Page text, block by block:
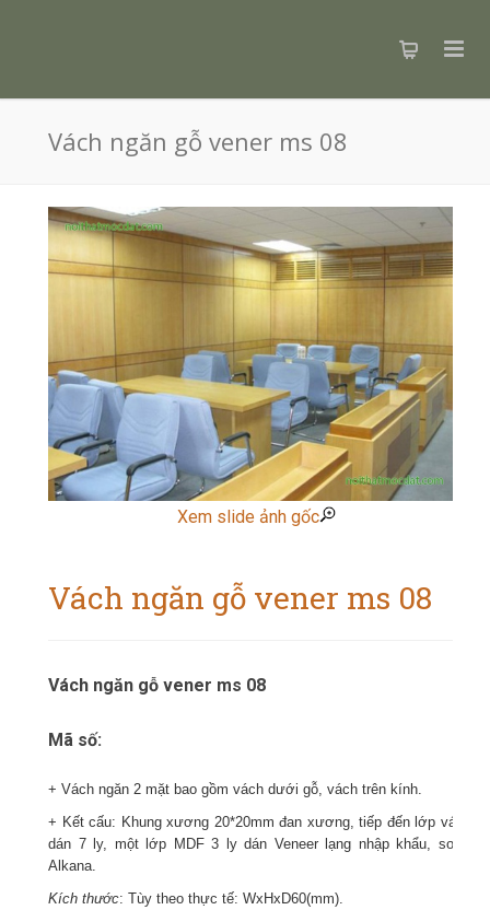
Vách ngăn gỗ vener ms 08
Xem slide ảnh gốc
Vách ngăn gỗ vener ms 08
Vách ngăn gỗ vener ms 08
Mã số:
+ Vách ngăn 2 mặt bao gồm vách dưới gỗ, vách trên kính.
+ Kết cấu: Khung xương 20*20mm đan xương, tiếp đến lớp ván
dán 7 ly, một lớp MDF 3 ly dán Veneer lạng nhập khẩu, sơn
Alkana.
Kích thước: Tùy theo thực tế: WxHxD60(mm).